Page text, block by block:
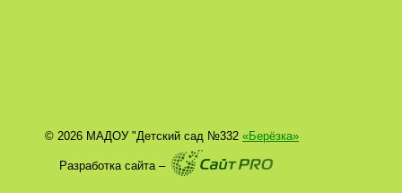
© 2026 МАДОУ "Детский сад №332 «Берёзка»
Разработка сайта –